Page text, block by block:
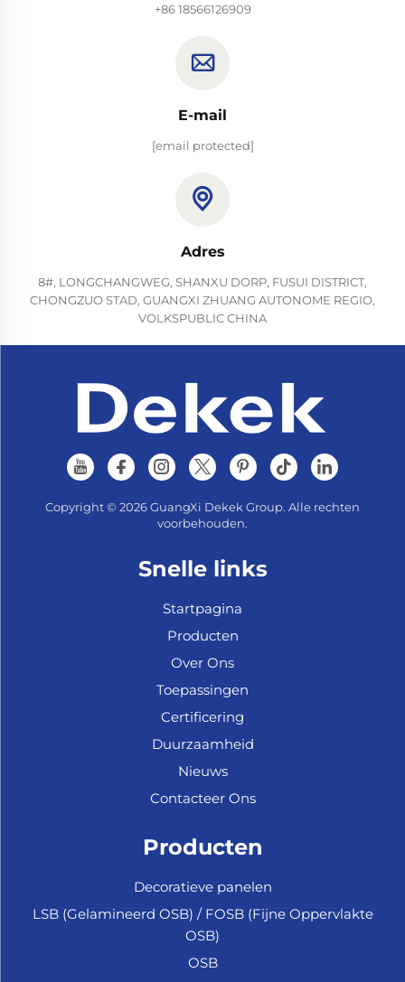
+86 18566126909
E-mail
[email protected]
Adres
8#, LONGCHANGWEG, SHANXU DORP, FUSUI DISTRICT,
CHONGZUO STAD, GUANGXI ZHUANG AUTONOME REGIO,
VOLKSPUBLIC CHINA
Copyright © 2026 GuangXi Dekek Group. Alle rechten
voorbehouden.
Snelle links
Startpagina
Producten
Over Ons
Toepassingen
Certificering
Duurzaamheid
Nieuws
Contacteer Ons
Producten
Decoratieve panelen
LSB (Gelamineerd OSB) / FOSB (Fijne Oppervlakte
OSB)
OSB